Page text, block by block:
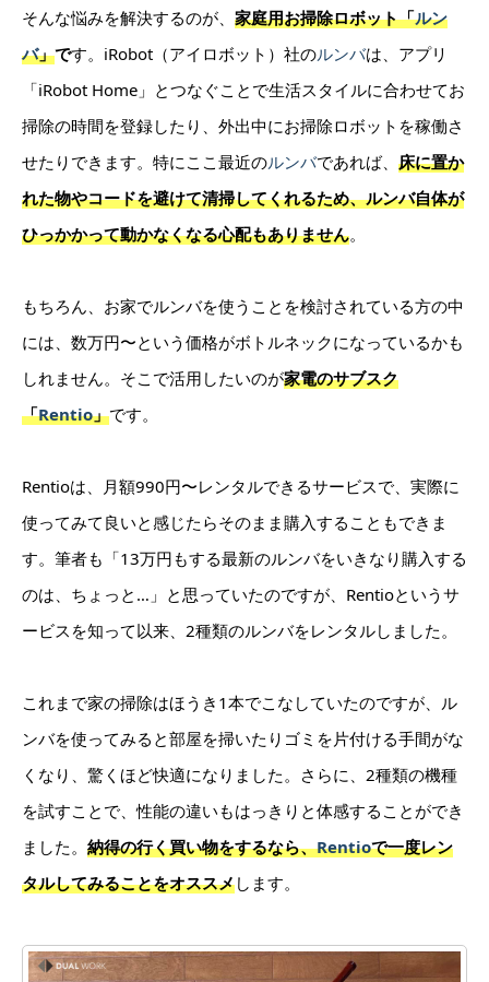
そんな悩みを解決するのが、 家庭用お掃除ロボット「ルン
バ」です。iRobot（アイロボット）社のルンバは、アプリ
「iRobot Home」とつなぐことで生活スタイルに合わせてお
掃除の時間を登録したり、外出中にお掃除ロボットを稼働さ
せたりできます。特にここ最近のルンバであれば、 床に置か
れた物やコードを避けて清掃してくれるため、ルンバ自体が
ひっかかって動かなくなる心配もありません。
もちろん、お家でルンバを使うことを検討されている方の中
には、数万円〜という価格がボトルネックになっているかも
しれません。そこで活用したいのが家電のサブスク
「Rentio」です。
Rentioは、月額990円〜レンタルできるサービスで、実際に
使ってみて良いと感じたらそのまま購入することもできま
す。筆者も「13万円もする最新のルンバをいきなり購入する
のは、ちょっと…」と思っていたのですが、Rentioというサ
ービスを知って以来、2種類のルンバをレンタルしました。
これまで家の掃除はほうき1本でこなしていたのですが、ル
ンバを使ってみると部屋を掃いたりゴミを片付ける手間がな
くなり、驚くほど快適になりました。さらに、2種類の機種
を試すことで、性能の違いもはっきりと体感することができ
ました。 納得の行く買い物をするなら、Rentioで一度レン
タルしてみることをオススメします。